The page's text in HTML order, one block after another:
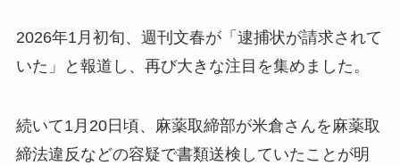
2026年1月初旬、週刊文春が「逮捕状が請求されて
いた」と報道し、再び大きな注目を集めました。
続いて1月20日頃、麻薬取締部が米倉さんを麻薬取
締法違反などの容疑で書類送検していたことが明